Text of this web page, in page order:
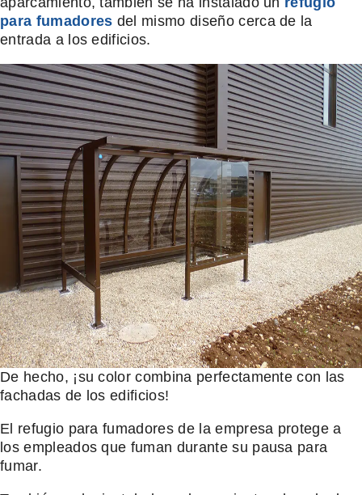
para fumadores del mismo diseño cerca de la
entrada a los edificios.
De hecho, ¡su color combina perfectamente con las
fachadas de los edificios!
El refugio para fumadores de la empresa protege a
los empleados que fuman durante su pausa para
fumar.